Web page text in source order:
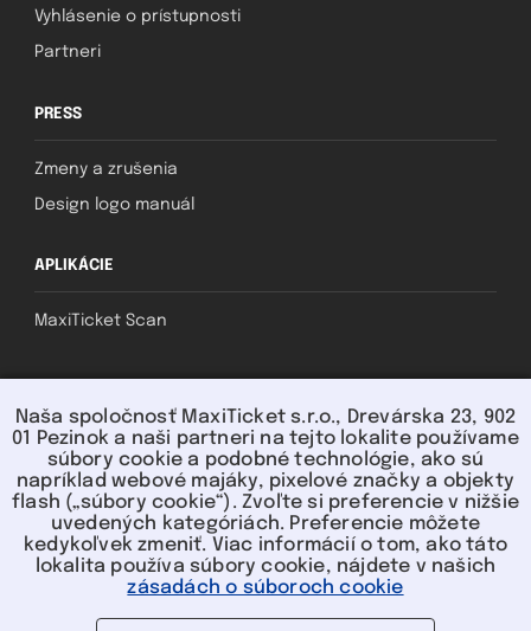
Vyhlásenie o prístupnosti
Partneri
PRESS
Zmeny a zrušenia
Design logo manuál
APLIKÁCIE
MaxiTicket Scan
U nás môžete platiť:
Naša spoločnosť MaxiTicket s.r.o., Drevárska 23, 902
01 Pezinok a naši partneri na tejto lokalite používame
súbory cookie a podobné technológie, ako sú
napríklad webové majáky, pixelové značky a objekty
flash („súbory cookie“). Zvoľte si preferencie v nižšie
uvedených kategóriách. Preferencie môžete
kedykoľvek zmeniť. Viac informácií o tom, ako táto
lokalita používa súbory cookie, nájdete v našich
zásadách o súboroch cookie